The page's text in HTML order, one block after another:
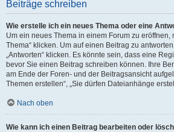
Beiträge schreiben
Wie erstelle ich ein neues Thema oder eine
Um ein neues Thema in einem Forum zu eröffnen,
Thema“ klicken. Um auf einen Beitrag zu
„Antworten“ klicken. Es könnte sein, dass eine
bevor Sie einen Beitrag schreiben können. Ihre
am Ende der Foren- und der Beitragsansicht
Themen erstellen“, „Sie dürfen Dateianhänge
Nach oben
Wie kann ich einen Beitrag bearbeiten oder